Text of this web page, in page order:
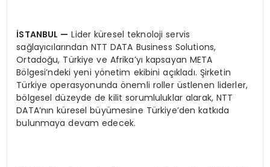
İSTANBUL — Lider küresel teknoloji servis
sağlayıcılarından NTT DATA Business Solutions,
Ortadoğu, Türkiye ve Afrika’yı kapsayan META
Bölgesi’ndeki yeni yönetim ekibini açıkladı. Şirketin
Türkiye operasyonunda önemli roller üstlenen liderler,
bölgesel düzeyde de kilit sorumluluklar alarak, NTT
DATA’nın küresel büyümesine Türkiye’den katkıda
bulunmaya devam edecek.